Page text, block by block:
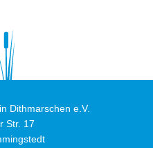
Dithmarschen e.V.
Str. 17